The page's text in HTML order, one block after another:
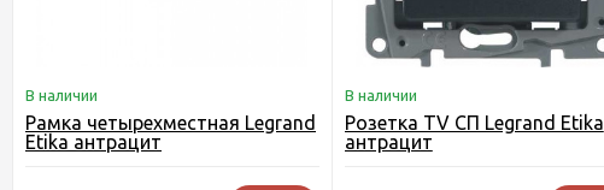
В наличии
Рамка четырехместная Legrand
Etika антрацит
В наличии
Розетка TV СП Legrand Etika
антрацит